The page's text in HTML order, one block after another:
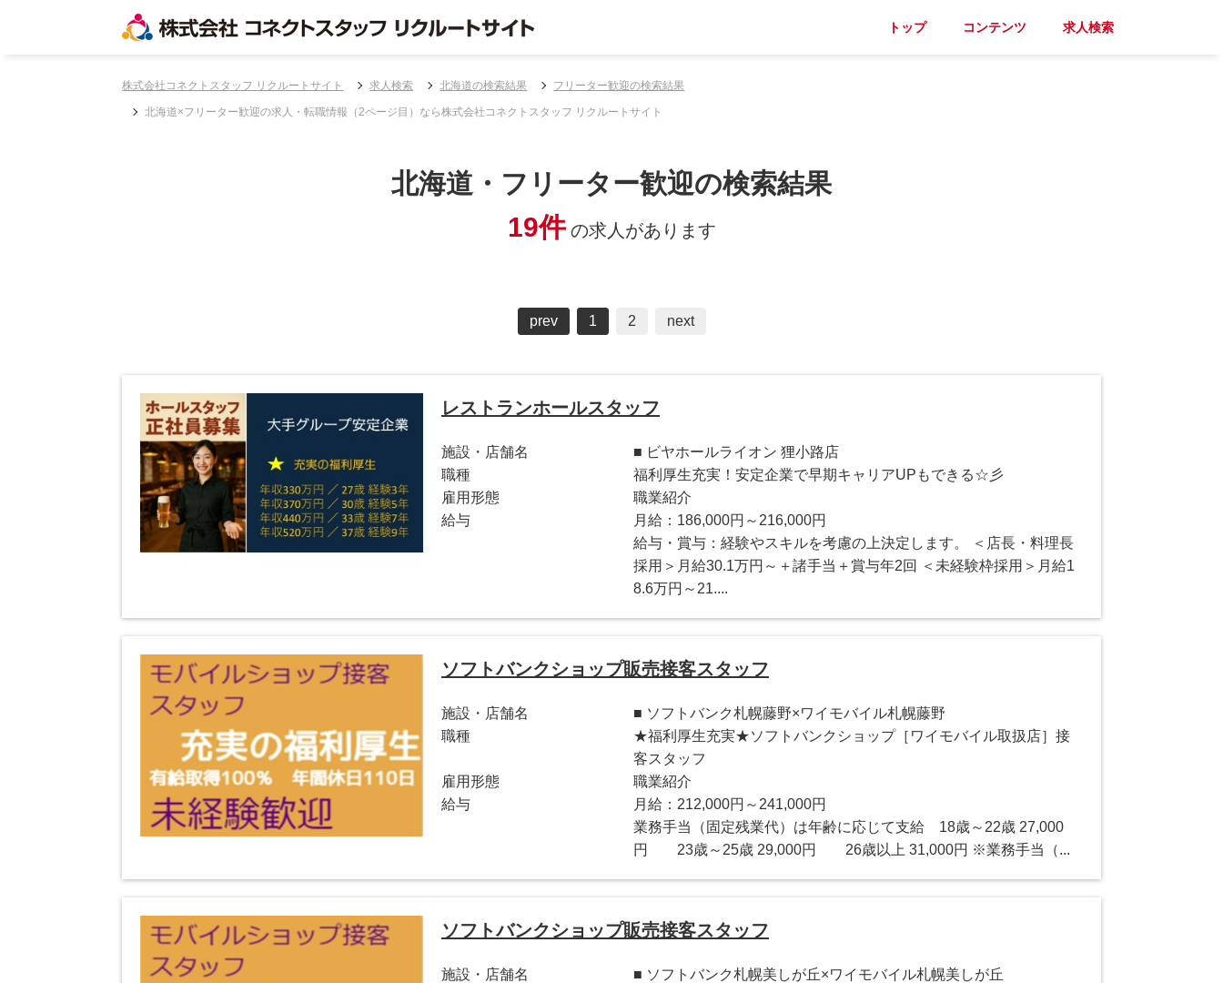
トップ コンテンツ 求人検索
株式会社コネクトスタッフ リクルートサイト 求人検索 北海道の検索結果 フリーター歓迎の検索結果
北海道×フリーター歓迎の求人・転職情報（2ページ目）なら株式会社コネクトスタッフ リクルートサイト
北海道・フリーター歓迎の検索結果
19件 の求人があります
prev 1 2 next
レストランホールスタッフ
施設・店舗名
■ ビヤホールライオン 狸小路店
職種
福利厚生充実！安定企業で早期キャリアUPもできる☆彡
雇用形態
職業紹介
給与
月給：186,000円～216,000円
給与・賞与：経験やスキルを考慮の上決定します。 ＜店長・料理長
採用＞月給30.1万円～＋諸手当＋賞与年2回 ＜未経験枠採用＞月給1
8.6万円～21....
ソフトバンクショップ販売接客スタッフ
施設・店舗名
■ ソフトバンク札幌藤野×ワイモバイル札幌藤野
職種
★福利厚生充実★ソフトバンクショップ［ワイモバイル取扱店］接
客スタッフ
雇用形態
職業紹介
給与
月給：212,000円～241,000円
業務手当（固定残業代）は年齢に応じて支給 18歳～22歳 27,000
円 23歳～25歳 29,000円 26歳以上 31,000円 ※業務手当（...
ソフトバンクショップ販売接客スタッフ
施設・店舗名
■ ソフトバンク札幌美しが丘×ワイモバイル札幌美しが丘